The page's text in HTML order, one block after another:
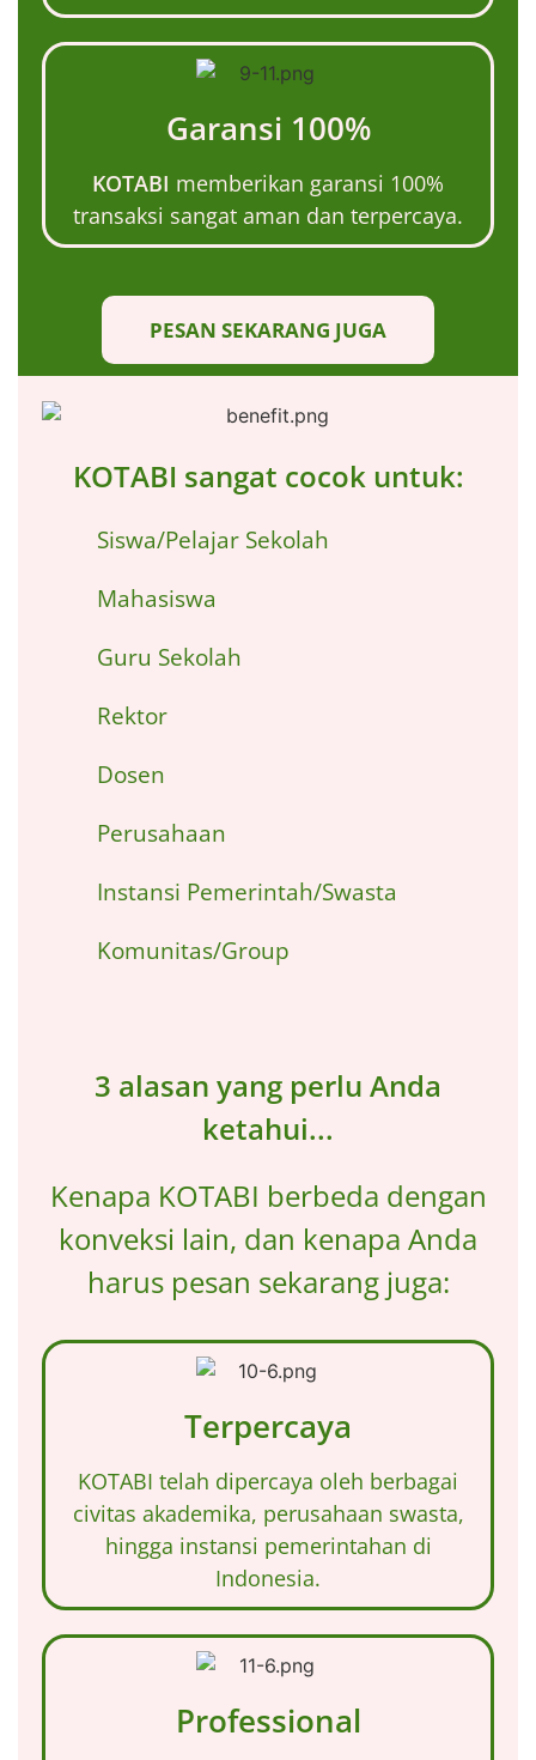
Garansi 100%
KOTABI memberikan garansi 100%
transaksi sangat aman dan terpercaya.
PESAN SEKARANG JUGA
KOTABI sangat cocok untuk:
Siswa/Pelajar Sekolah
Mahasiswa
Guru Sekolah
Rektor
Dosen
Perusahaan
Instansi Pemerintah/Swasta
Komunitas/Group
3 alasan yang perlu Anda
ketahui...
Kenapa KOTABI berbeda dengan
konveksi lain, dan kenapa Anda
harus pesan sekarang juga:
Terpercaya
KOTABI telah dipercaya oleh berbagai
civitas akademika, perusahaan swasta,
hingga instansi pemerintahan di
Indonesia.
Professional